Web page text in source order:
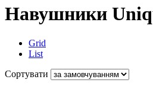
Навушники
Grid
List
Сортувати